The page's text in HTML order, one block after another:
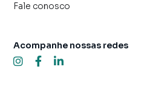
Fale conosco
Acompanhe nossas redes